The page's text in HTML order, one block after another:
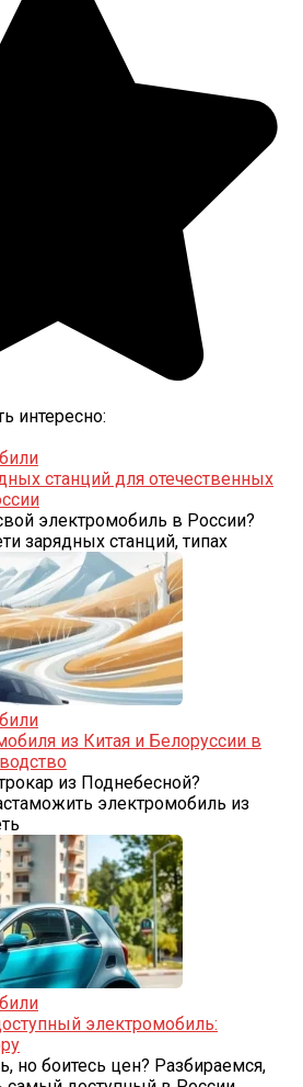
интересно:
станций для отечественных
электромобиль в России?
зарядных станций, типах
из Китая и Белоруссии в
из Поднебесной?
электромобиль из
электромобиль:
но боитесь цен? Разбираемся,